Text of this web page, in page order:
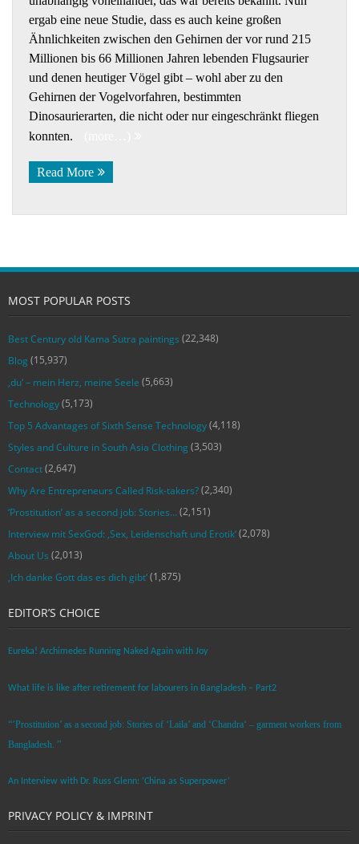
ergab eine neue Studie, dass es auch keine großen
Ähnlichkeiten zwischen den Gehirnen der vor rund 215
Millionen bis 66 Millionen Jahren lebenden Flugsaurier
und denen heutiger Vögel gibt – wohl aber zu den
Gehirnen der Vogelvorfahren, bestimmten
Dinosaurierarten, die nicht oder nur eingeschränkt fliegen
konnten.
Read More
MOST POPULAR POSTS
Best Century old Kama Sutra paintings (22,348)
Blog (15,937)
‚du‘ – mein Herz, meine Seele (5,663)
Technology(5,173)
Top 5 Advantages of Sixth Sense Technology(4,118)
Styles and Culture in South Asia Clothing (3,503)
Contact(2,647)
Why Are Entrepreneurs Called Risk-takers?(2,340)
‘Prostitution’ as a second job: Stories…(2,151)
Interview mit SexGod: ‚Sex, Leidenschaft und Erotik‘(2,078)
About Us (2,013)
‚Ich danke Gott das es dich gibt‘(1,875)
EDITOR’S CHOICE
Eureka! Archimedes Running Naked Again with Joy
What life is like after retirement for labourers in Bangladesh – Part2
“’Prostitution’ as a second job: Stories of ‘Laila’ and ‘Chandra‘ – garment workers from
Bangladesh. ”
An Interview with Dr. Russ Glenn: ‘China as Superpower’
PRIVACY POLICY & IMPRINT